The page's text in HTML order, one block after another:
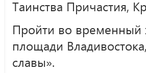
Таинства Причастия,
Пройти во временный
площади
славы».